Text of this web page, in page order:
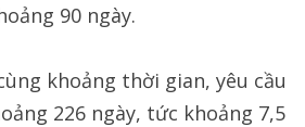
90 ngày.
khoảng thời gian, yêu cầu
226 ngày, tức khoảng 7,5